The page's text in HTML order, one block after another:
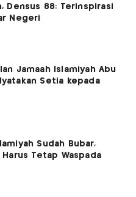
Densus 88: Terinspirasi
Negeri
Jamaah Islamiyah Abu
Setia kepada
Sudah Bubar,
Harus Tetap Waspada